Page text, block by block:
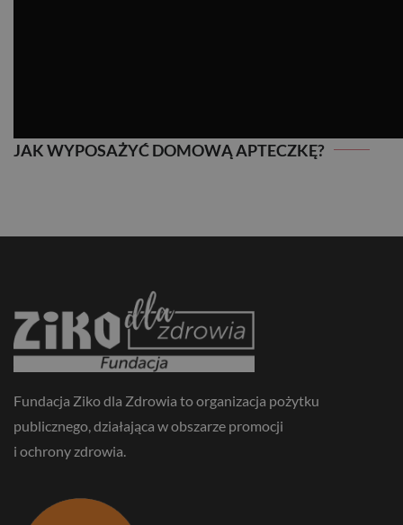
JAK WYPOSAŻYĆ DOMOWĄ APTECZKĘ?
Fundacja Ziko dla Zdrowia to organizacja pożytku
publicznego, działająca w obszarze promocji
i ochrony zdrowia.